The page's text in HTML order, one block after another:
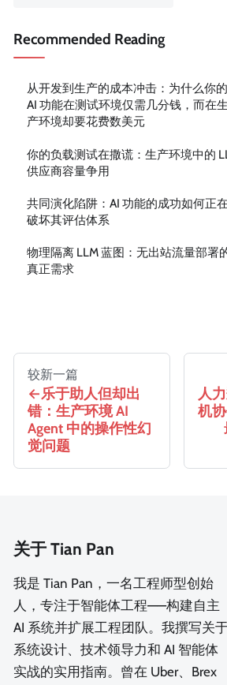
Recommended Reading
从开发到生产的成本冲击：为什么你的
AI 功能在测试环境仅需几分钱，而在生
产环境却要花费数美元
你的负载测试在撒谎：生产环境中的
供应商容量争用
共同演化陷阱：AI 功能的成功如何正
破坏其评估体系
物理隔离 LLM 蓝图：无出站流量部署
真正需求
较新一篇
乐于助人但却出
错：生产环境 AI
Agent 中的操作性幻
觉问题
人
机
关于 Tian Pan
我是 Tian Pan，一名工程师型创始
人，专注于智能体工程——构建自主
AI 系统并扩展工程团队。我撰写关
系统设计、技术领导力和 AI 智能体
实战的实用指南。曾在 Uber、Brex